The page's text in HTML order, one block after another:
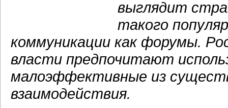
выглядит
такого
коммуникации как форумы.
власти предпочитают
малоэффективные из
взаимодействия.